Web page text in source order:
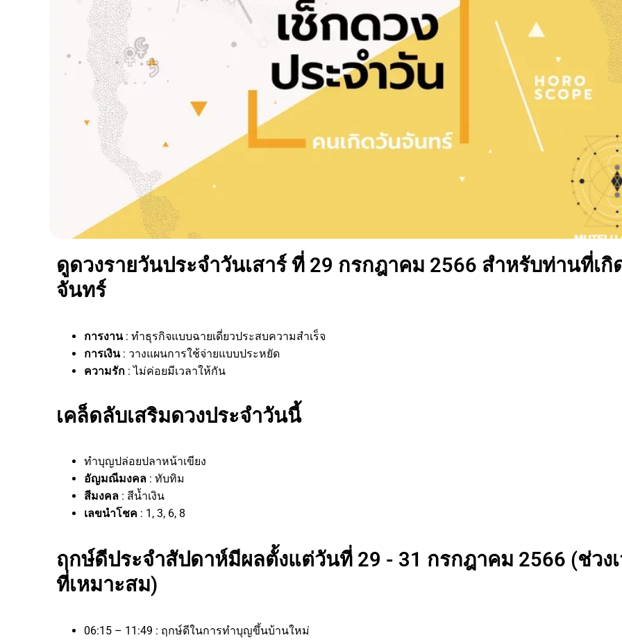
ดูดวงรายวันประจำวันเสาร์ ที่ 29 กรกฎาคม 2566 สำหรับท่านที่เกิ
จันทร์
การงาน : ทำธุรกิจแบบฉายเดี่ยวประสบความสำเร็จ
การเงิน : วางแผนการใช้จ่ายแบบประหยัด
ความรัก : ไม่ค่อยมีเวลาให้กัน
เคล็ดลับเสริมดวงประจำวันนี้
ทำบุญปล่อยปลาหน้าเขียง
อัญมณีมงคล : ทับทิม
สีมงคล : สีน้ำเงิน
เลขนำโชค : 1, 3, 6, 8
ฤกษ์ดีประจำสัปดาห์มีผลตั้งแต่วันที่ 29 - 31 กรกฎาคม 2566 (ช่วง
ที่เหมาะสม)
06:15 – 11:49 : ฤกษ์ดีในการทำบุญขึ้นบ้านใหม่